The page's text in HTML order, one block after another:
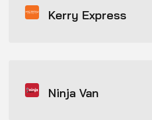
Kerry Express
Ninja Van